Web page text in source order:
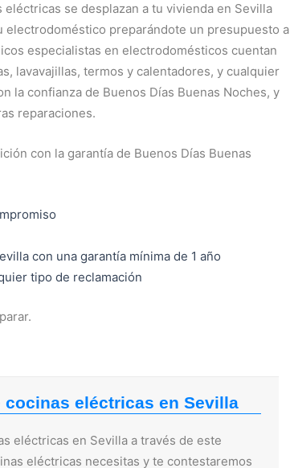
se desplazan a tu vivienda en Sevilla
electrodoméstico preparándote un presupuesto a
especialistas en electrodomésticos cuentan
lavavajillas, termos y calentadores, y cualquier
la confianza de Buenos Días Buenas Noches, y
reparaciones.
con la garantía de Buenos Días Buenas
con una garantía mínima de 1 año
tipo de reclamación
eléctricas en Sevilla
eléctricas en Sevilla a través de este
eléctricas necesitas y te contestaremos